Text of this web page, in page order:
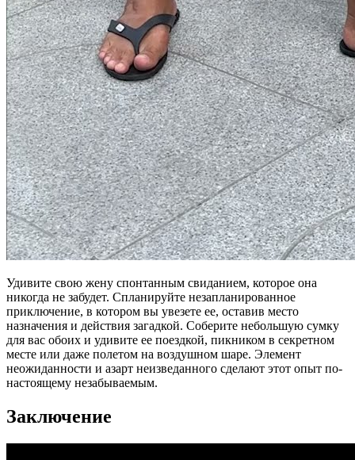
Удивите свою жену спонтанным свиданием, которое она
никогда не забудет. Спланируйте незапланированное
приключение, в котором вы увезете ее, оставив место
назначения и действия загадкой. Соберите небольшую сумку
для вас обоих и удивите ее поездкой, пикником в секретном
месте или даже полетом на воздушном шаре. Элемент
неожиданности и азарт неизведанного сделают этот опыт по-
настоящему незабываемым.
Заключение